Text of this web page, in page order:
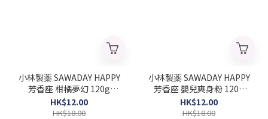
小林製薬 SAWADAY HAPPY
芳香座 柑橘夢幻 120g
(Barcode: 4987072088265)
HK$12.00
HK$18.00
小林製薬 SAWADAY HAPPY
芳香座 嬰兒爽身粉 120g
(Barcode: 4987072088210)
HK$12.00
HK$18.00